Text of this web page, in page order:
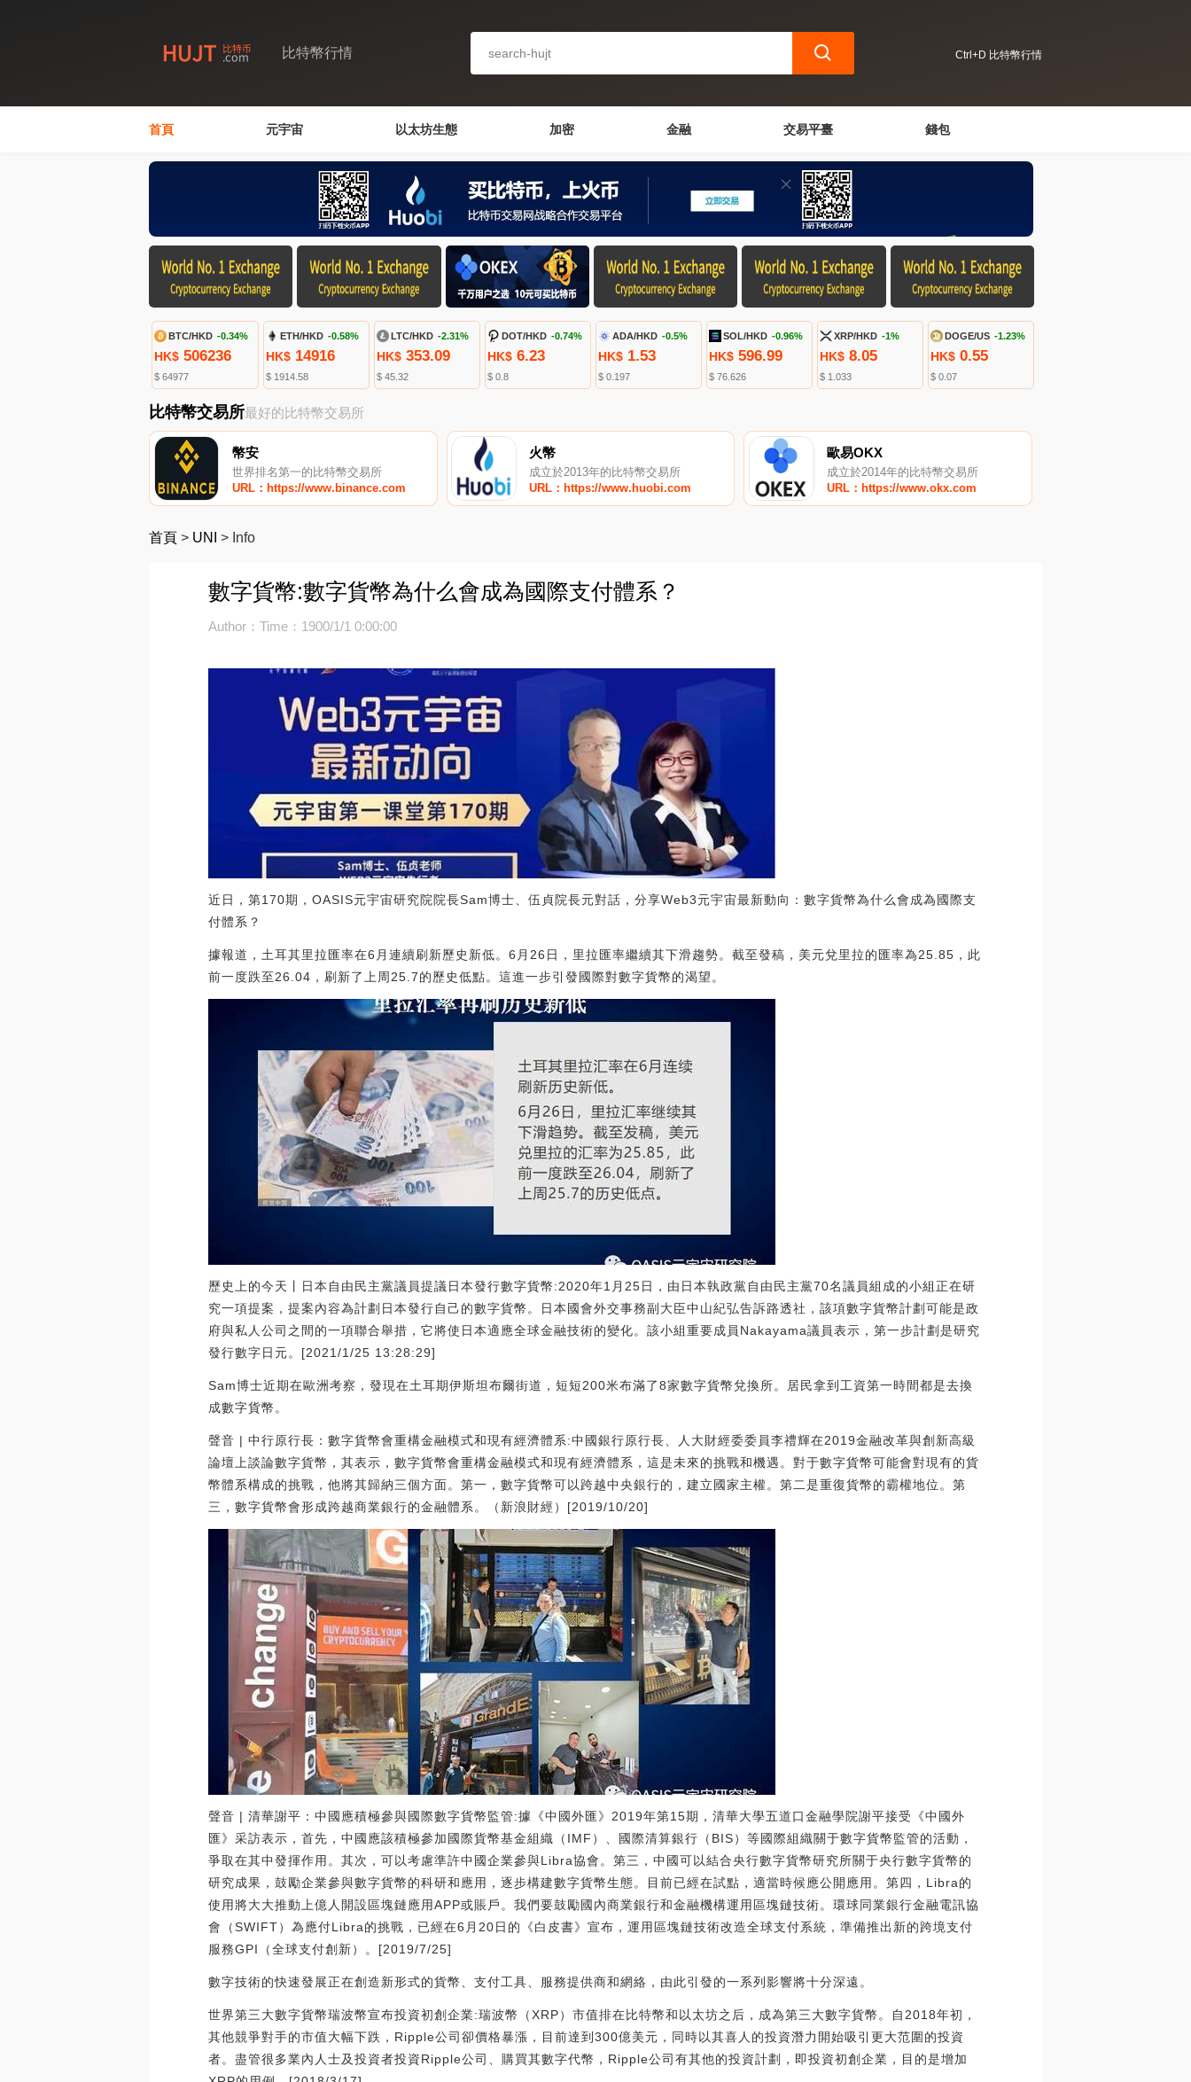
比特幣行情 Ctrl+D 比特幣行情
首頁 元宇宙 以太坊生態 加密 金融 交易平臺 錢包
BTC/HKD -0.34%
HK$ 506236
$ 64977
ETH/HKD -0.58%
HK$14916
$ 1914.58
LTC/HKD -2.31%
HK$353.09
$ 45.32
DOT/HKD -0.74%
HK$6.23
$ 0.8
ADA/HKD -0.5%
HK$1.53
$ 0.197
SOL/HKD -0.96%
HK$ 596.99
$ 76.626
XRP/HKD -1%
HK$ 8.05
$ 1.033
DOGE/US -1.23%
HK$ 0.55
$ 0.07
比特幣交易所最好的比特幣交易所
幣安
世界排名第一的比特幣交易所
URL：https://www.binance.com
火幣
成立於2013年的比特幣交易所
URL：https://www.huobi.com
歐易OKX
成立於2014年的比特幣交易所
URL：https://www.okx.com
首頁 > UNI > Info
數字貨幣:數字貨幣為什么會成為國際支付體系？
Author：Time：1900/1/1 0:00:00
近日，第170期，OASIS元宇宙研究院院長Sam博士、伍貞院長元對話，分享Web3元宇宙最新動向：數字貨幣為什么會成為國際支
付體系？
據報道，土耳其里拉匯率在6月連續刷新歷史新低。6月26日，里拉匯率繼續其下滑趨勢。截至發稿，美元兌里拉的匯率為25.85，此
前一度跌至26.04，刷新了上周25.7的歷史低點。這進一步引發國際對數字貨幣的渴望。
歷史上的今天丨日本自由民主黨議員提議日本發行數字貨幣:2020年1月25日，由日本執政黨自由民主黨70名議員組成的小組正在研
究一項提案，提案內容為計劃日本發行自己的數字貨幣。日本國會外交事務副大臣中山紀弘告訴路透社，該項數字貨幣計劃可能是政
府與私人公司之間的一項聯合舉措，它將使日本適應全球金融技術的變化。該小組重要成員Nakayama議員表示，第一步計劃是研究
發行數字日元。[2021/1/25 13:28:29]
Sam博士近期在歐洲考察，發現在土耳期伊斯坦布爾街道，短短200米布滿了8家數字貨幣兌換所。居民拿到工資第一時間都是去換
成數字貨幣。
聲音 | 中行原行長：數字貨幣會重構金融模式和現有經濟體系:中國銀行原行長、人大財經委委員李禮輝在2019金融改革與創新高級
論壇上談論數字貨幣，其表示，數字貨幣會重構金融模式和現有經濟體系，這是未來的挑戰和機遇。對于數字貨幣可能會對現有的貨
幣體系構成的挑戰，他將其歸納三個方面。第一，數字貨幣可以跨越中央銀行的，建立國家主權。第二是重復貨幣的霸權地位。第
三，數字貨幣會形成跨越商業銀行的金融體系。（新浪財經）[2019/10/20]
聲音 | 清華謝平：中國應積極參與國際數字貨幣監管:據《中國外匯》2019年第15期，清華大學五道口金融學院謝平接受《中國外
匯》采訪表示，首先，中國應該積極參加國際貨幣基金組織（IMF）、國際清算銀行（BIS）等國際組織關于數字貨幣監管的活動，
爭取在其中發揮作用。其次，可以考慮準許中國企業參與Libra協會。第三，中國可以結合央行數字貨幣研究所關于央行數字貨幣的
研究成果，鼓勵企業參與數字貨幣的科研和應用，逐步構建數字貨幣生態。目前已經在試點，適當時候應公開應用。第四，Libra的
使用將大大推動上億人開設區塊鏈應用APP或賬戶。我們要鼓勵國內商業銀行和金融機構運用區塊鏈技術。環球同業銀行金融電訊協
會（SWIFT）為應付Libra的挑戰，已經在6月20日的《白皮書》宣布，運用區塊鏈技術改造全球支付系統，準備推出新的跨境支付
服務GPI（全球支付創新）。[2019/7/25]
數字技術的快速發展正在創造新形式的貨幣、支付工具、服務提供商和網絡，由此引發的一系列影響將十分深遠。
世界第三大數字貨幣瑞波幣宣布投資初創企業:瑞波幣（XRP）市值排在比特幣和以太坊之后，成為第三大數字貨幣。自2018年初，
其他競爭對手的市值大幅下跌，Ripple公司卻價格暴漲，目前達到300億美元，同時以其喜人的投資潛力開始吸引更大范圍的投資
者。盡管很多業內人士及投資者投資Ripple公司、購買其數字代幣，Ripple公司有其他的投資計劃，即投資初創企業，目的是增加